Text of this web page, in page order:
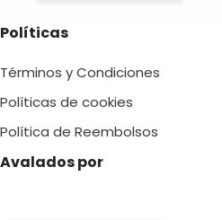
Políticas
Términos y Condiciones
Políticas de cookies
Política de Reembolsos
Avalados por